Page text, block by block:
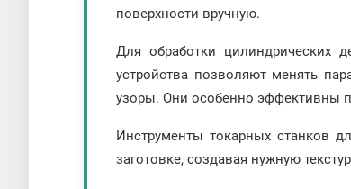
поверхности вручную.
Для обработки цилиндрических
устройства позволяют менять
узоры. Они особенно эффективны
Инструменты токарных станков
заготовке, создавая нужную